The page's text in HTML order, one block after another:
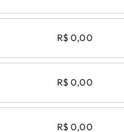
R$ 0,00
R$ 0,00
R$ 0,00